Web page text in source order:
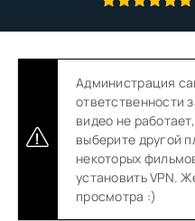
Администрация
ответственности
видео не
выберите другой
некоторых
установить VPN.
просмотра :)